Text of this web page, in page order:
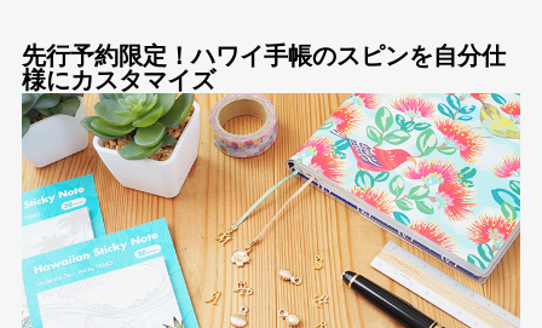
先行予約限定！ハワイ手帳のスピンを自分仕
様にカスタマイズ